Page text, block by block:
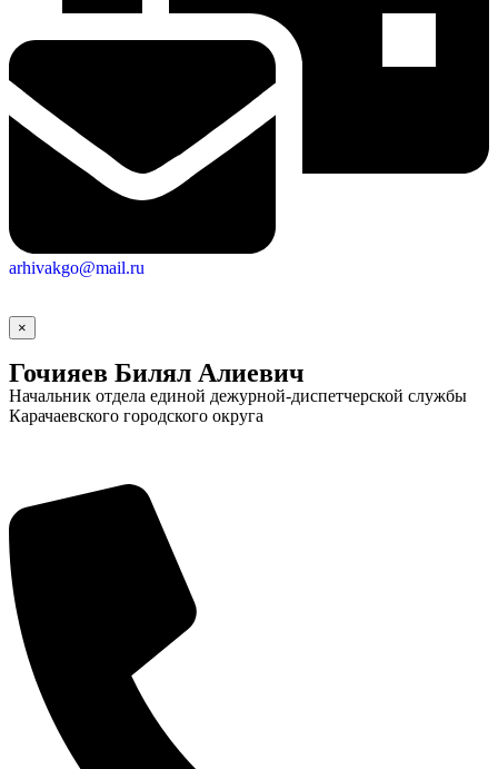
arhivakgo@mail.ru
×
Гочияев Билял Алиевич
Начальник отдела единой дежурной-диспетчерской службы
Карачаевского городского округа